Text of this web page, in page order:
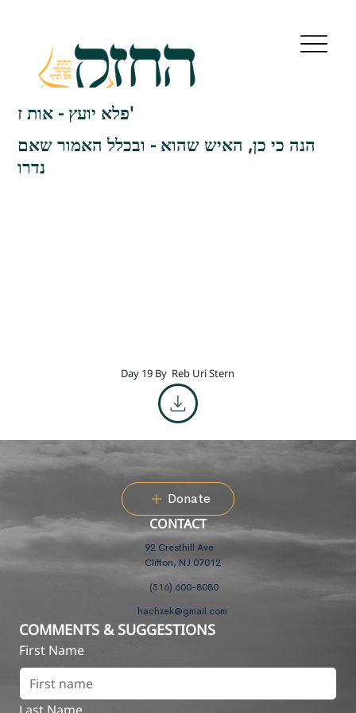
פלא יועץ - אות ז'
הנה כי כן, האיש שהוא - ובכלל האמור שאם
נדרו
Day 19 By Reb Uri Stern
Donate
CONTACT
92 Cresthill Ave
Clifton, NJ 07012
(516) 600-8080
hachzek@gmail.com
COMMENTS & SUGGESTIONS
First Name